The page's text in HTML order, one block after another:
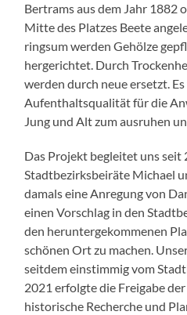
Bertrams aus dem Jahr 1882
Mitte des Platzes Beete
ringsum werden Gehölze
hergerichtet. Durch
werden durch neue ersetzt.
Aufenthaltsqualität für die
Jung und Alt zum ausruhen
Das Projekt begleitet uns seit
Stadtbezirksbeiräte Michael
damals eine Anregung von
einen Vorschlag in den
den heruntergekommenen
schönen Ort zu machen.
seitdem einstimmig vom
2021 erfolgte die Freigabe
historische Recherche und